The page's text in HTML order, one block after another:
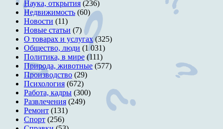
Наука, открытия (236)
Недвижимость (60)
Новости (11)
Новые статьи (7)
О товарах и услугах(325)
Общество, люди (1 031)
Политика, в мире (111)
Природа, животные (577)
Производство (29)
Психология (672)
Работа, кадры (300)
Развлечения (249)
Ремонт (131)
Спорт (256)